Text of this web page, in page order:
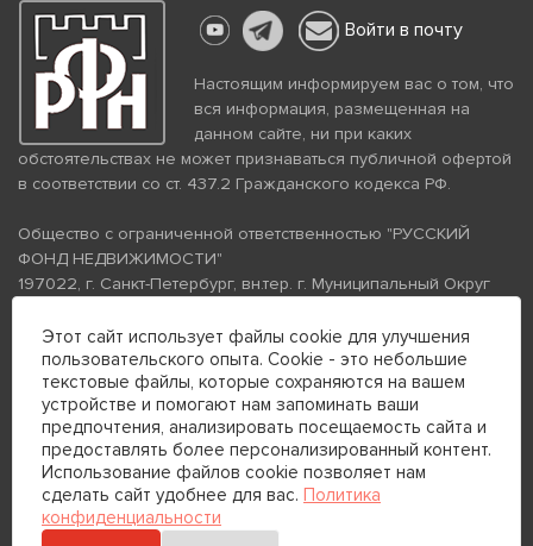
Войти в почту
Настоящим информируем вас о том, что
вся информация, размещенная на
данном сайте, ни при каких
обстоятельствах не может признаваться публичной офертой
в соответствии со ст. 437.2 Гражданского кодекса РФ.
Общество с ограниченной ответственностью "РУССКИЙ
ФОНД НЕДВИЖИМОСТИ"
197022, г. Санкт-Петербург, вн.тер. г. Муниципальный Округ
помещение 26Н, комната 103
ИНН 7813672570 КПП 781301001 ОГРН 1237800058870
Политика конфиденциальности
Политика обработки
персональных данных
Телефон для связи:
+7 (812) 200-99-98
+7 (812) 200-88-89
Этот сайт использует файлы cookie для улучшения
пользовательского опыта. Cookie - это небольшие
текстовые файлы, которые сохраняются на вашем
устройстве и помогают нам запоминать ваши
предпочтения, анализировать посещаемость сайта и
предоставлять более персонализированный контент.
Использование файлов cookie позволяет нам
сделать сайт удобнее для вас. Политика
конфиденциальности